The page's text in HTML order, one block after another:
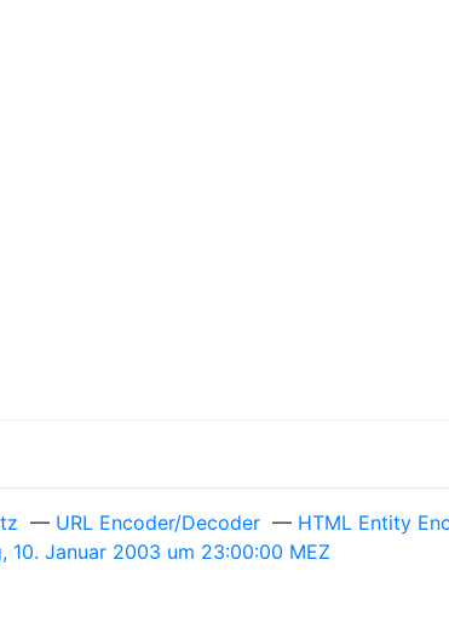
— URL Encoder/Decoder — HTML Entity
10. Januar 2003 um 23:00:00 MEZ